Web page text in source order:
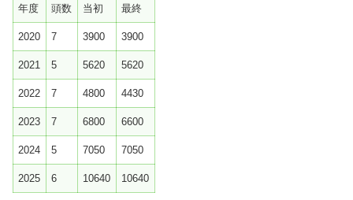
年度 頭数 当初 最終
2020 7 3900 3900
2021 5 5620 5620
2022 7 4800 4430
2023 7 6800 6600
2024 5 7050 7050
2025 6 10640 10640